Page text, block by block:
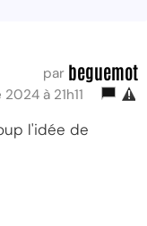
par beguemot
à 21h11
l'idée de